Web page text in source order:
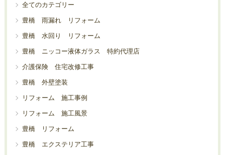
全てのカテゴリー
豊橋 雨漏れ リフォーム
豊橋 水回り リフォーム
豊橋 ニッコー液体ガラス 特約代理店
介護保険 住宅改修工事
豊橋 外壁塗装
リフォーム 施工事例
リフォーム 施工風景
豊橋 リフォーム
豊橋 エクステリア工事